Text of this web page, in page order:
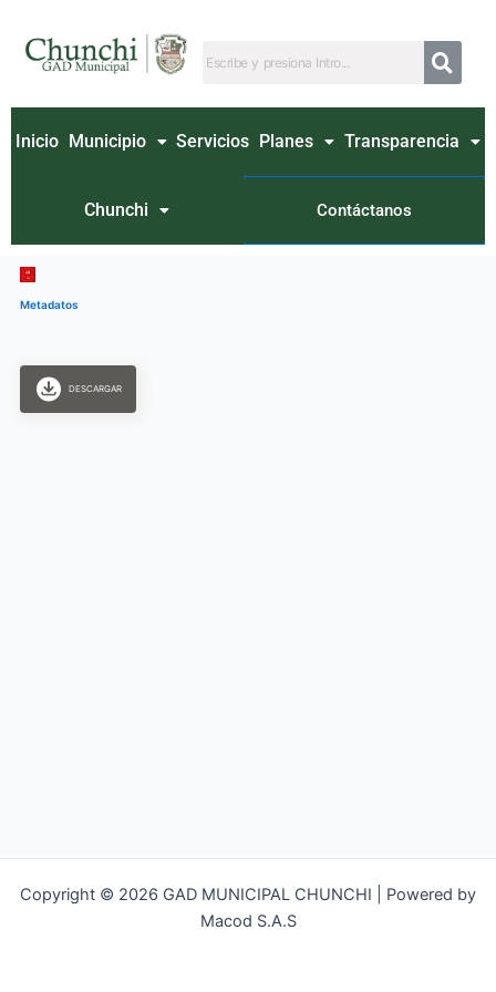
contenido
Inicio Municipio Servicios Planes Transparencia
Chunchi Contáctanos
Metadatos
DESCARGAR
Copyright © 2026 GAD MUNICIPAL CHUNCHI | Powered by
Macod S.A.S